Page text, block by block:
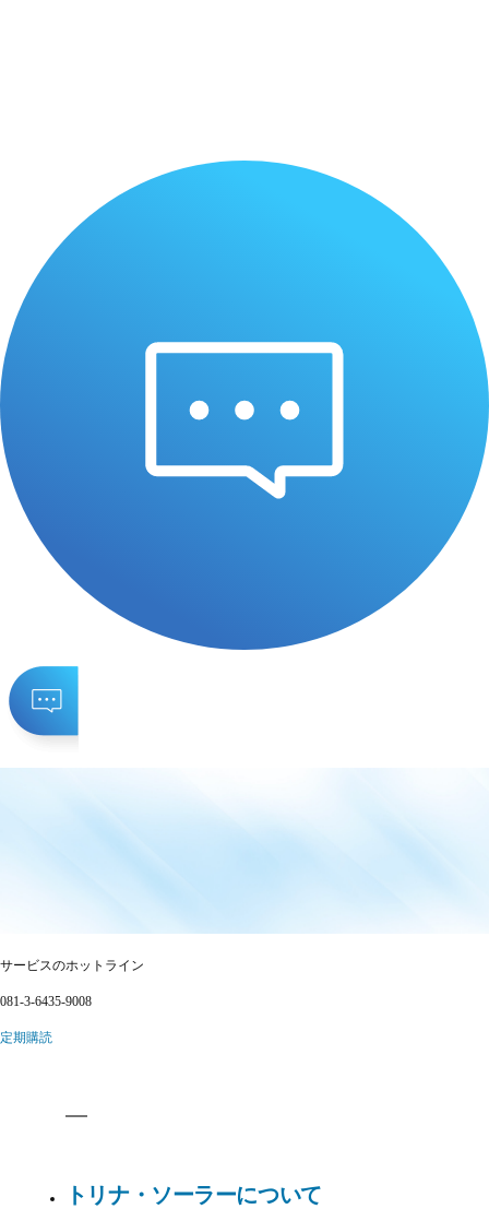
サービスのホットライン
081-3-6435-9008
定期購読
トリナ・ソーラーについて